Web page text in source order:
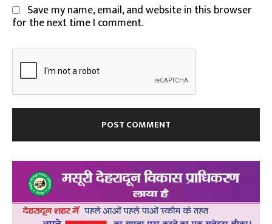
Save my name, email, and website in this browser
for the next time I comment.